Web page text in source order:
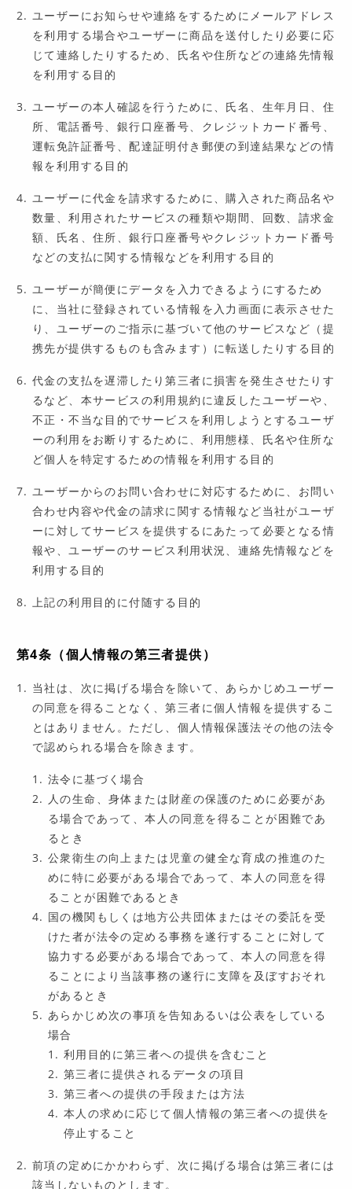
ユーザーにお知らせや連絡をするためにメールアドレス
を利用する場合やユーザーに商品を送付したり必要に応
じて連絡したりするため、氏名や住所などの連絡先情報
を利用する目的
ユーザーの本人確認を行うために、氏名、生年月日、住
所、電話番号、銀行口座番号、クレジットカード番号、
運転免許証番号、配達証明付き郵便の到達結果などの情
報を利用する目的
ユーザーに代金を請求するために、購入された商品名や
数量、利用されたサービスの種類や期間、回数、請求金
額、氏名、住所、銀行口座番号やクレジットカード番号
などの支払に関する情報などを利用する目的
ユーザーが簡便にデータを入力できるようにするため
に、当社に登録されている情報を入力画面に表示させた
り、ユーザーのご指示に基づいて他のサービスなど（提
携先が提供するものも含みます）に転送したりする目的
代金の支払を遅滞したり第三者に損害を発生させたりす
るなど、本サービスの利用規約に違反したユーザーや、
不正・不当な目的でサービスを利用しようとするユーザ
ーの利用をお断りするために、利用態様、氏名や住所な
ど個人を特定するための情報を利用する目的
ユーザーからのお問い合わせに対応するために、お問い
合わせ内容や代金の請求に関する情報など当社がユーザ
ーに対してサービスを提供するにあたって必要となる情
報や、ユーザーのサービス利用状況、連絡先情報などを
利用する目的
上記の利用目的に付随する目的
第4条（個人情報の第三者提供）
当社は、次に掲げる場合を除いて、あらかじめユーザー
の同意を得ることなく、第三者に個人情報を提供するこ
とはありません。ただし、個人情報保護法その他の法令
で認められる場合を除きます。
法令に基づく場合
人の生命、身体または財産の保護のために必要があ
る場合であって、本人の同意を得ることが困難であ
るとき
公衆衛生の向上または児童の健全な育成の推進のた
めに特に必要がある場合であって、本人の同意を得
ることが困難であるとき
国の機関もしくは地方公共団体またはその委託を受
けた者が法令の定める事務を遂行することに対して
協力する必要がある場合であって、本人の同意を得
ることにより当該事務の遂行に支障を及ぼすおそれ
があるとき
あらかじめ次の事項を告知あるいは公表をしている
場合
利用目的に第三者への提供を含むこと
第三者に提供されるデータの項目
第三者への提供の手段または方法
本人の求めに応じて個人情報の第三者への提供を
停止すること
前項の定めにかかわらず、次に掲げる場合は第三者には
該当しないものとします。